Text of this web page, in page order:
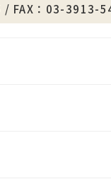
/ FAX：03-3913-